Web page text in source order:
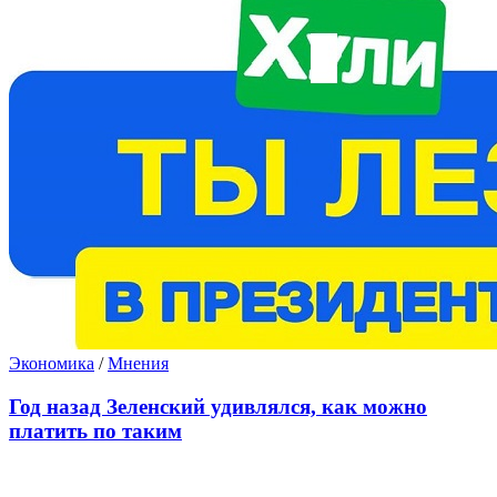
Экономика /Мнения
Год назад Зеленский удивлялся, как можно
платить по таким